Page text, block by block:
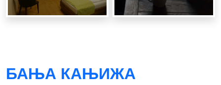
БАЊА КАЊИЖА